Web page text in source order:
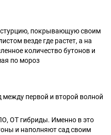
покрывающую своим
везде где растет, а на
количество бутонов и
по мороз
между первой и второй волной
ОТ гибриды. Именно в это
и наполняют сад своим